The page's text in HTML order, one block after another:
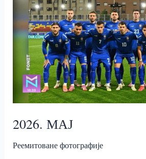
ОФА
2026. МАЈ
Реемитоване фотографије